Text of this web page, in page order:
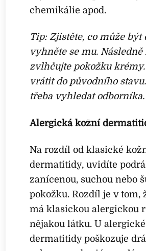
chemikálie apod.
Tip: Zjistěte, co může být
vyhněte se mu. Následně
zvlhčujte pokožku
vrátit do původního
třeba vyhledat odborníka.
Alergická kožní
Na rozdíl od klasické
dermatitidy, uvidíte
zanícenou, suchou nebo
pokožku. Rozdíl je v tom,
má klasickou alergickou
nějakou látku. U
dermatitidy poškozuje